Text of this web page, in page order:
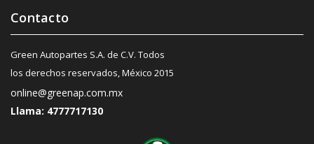
Contacto
Green Autopartes S.A. de C.V. Todos
los derechos reservados, México 2015
online@greenap.com.mx
Llama: 4777717130